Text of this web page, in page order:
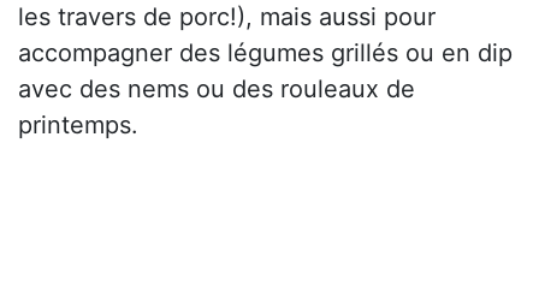
les travers de porc!), mais aussi pour
accompagner des légumes grillés ou en dip
avec des nems ou des rouleaux de
printemps.